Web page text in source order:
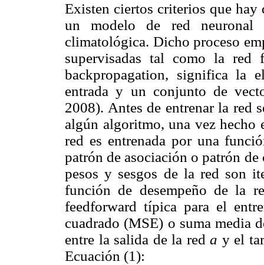
Existen ciertos criterios que
un modelo de red neuronal
climatológica. Dicho proceso
supervisadas tal como la red
backpropagation, significa la
entrada y un conjunto de
2008). Antes de entrenar la red
algún algoritmo, una vez hecho
red es entrenada por una
patrón de asociación o patrón
pesos y sesgos de la red son
función de desempeño de la
feedforward típica para el
cuadrado (MSE) o suma media
entre la salida de la red a y el
Ecuación (1):